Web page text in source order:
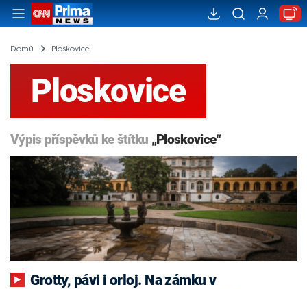
Domů Ploskovice
Ploskovice
Výpis příspěvků ke štítku „Ploskovice“
Grotty, pávi i orloj. Na zámku v